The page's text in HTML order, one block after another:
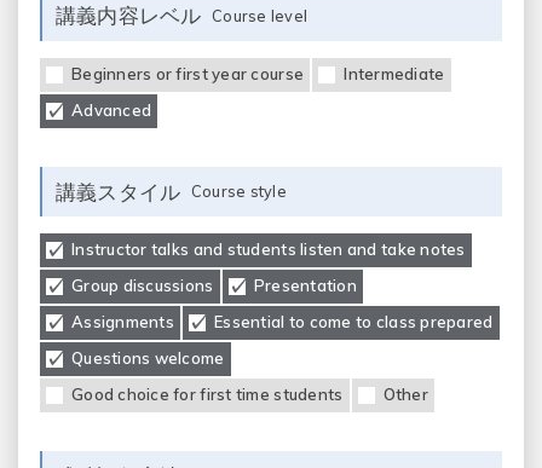
講義内容レベル Course level
Beginners or first year course
Intermediate
Advanced
講義スタイル Course style
Instructor talks and students listen and take notes
Group discussions
Presentation
Assignments
Essential to come to class prepared
Questions welcome
Good choice for first time students
Other